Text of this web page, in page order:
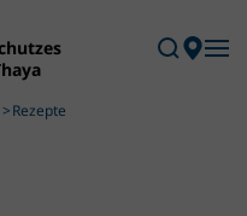
Rezepte